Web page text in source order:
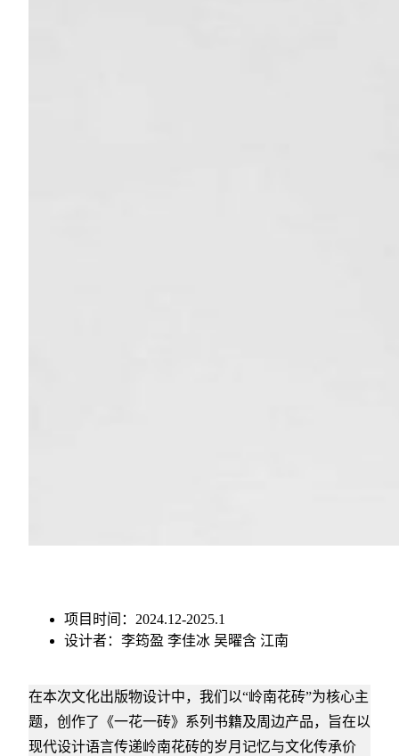
项目时间：2024.12-2025.1
设计者：李筠盈 李佳冰 吴曜含 江南
在本次文化出版物设计中，我们以“岭南花砖”为核心主
题，创作了《一花一砖》系列书籍及周边产品，旨在以
现代设计语言传递岭南花砖的岁月记忆与文化传承价